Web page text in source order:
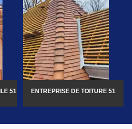
51 ENTREPRISE DE TOITURE 51